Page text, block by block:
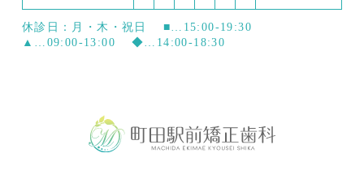
休診日：月・木・祝日
■…15:00-19:30
▲…09:00-13:00
◆…14:00-18:30